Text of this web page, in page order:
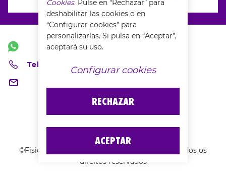
Telefone fixo:
©Fisiocrem Commerce é um site da Uriach. Todos os
direitos reservados
Cookies. Pulse en “Rechazar” para
deshabilitar las cookies o en
“Configurar cookies” para
personalizarlas. Si pulsa en “Aceptar”,
aceptará su uso.
Configurar cookies
RECHAZAR
ACEPTAR